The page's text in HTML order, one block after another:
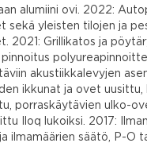
alumiini ovi. 2022:
sekä yleisten tilojen ja
2021: Grillikatos ja
akustiikkalevyjen
ikkunat ja ovet uusittu,
porraskäytävien ulko-
Iloq lukoiksi. 2017:
ilmamäärien säätö, P-O